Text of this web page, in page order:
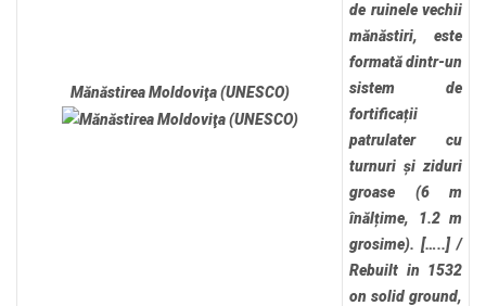
Mănăstirea Moldoviţa (UNESCO)
de ruinele vechii
mănăstiri, este
formată dintr-un
sistem de
fortificații
patrulater cu
turnuri și ziduri
groase (6 m
înălțime, 1.2 m
grosime). […..] /
Rebuilt in 1532
on solid ground,